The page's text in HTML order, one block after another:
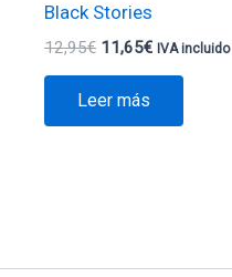
Black Stories
12,95€ 11,65€ IVA incluido
Leer más